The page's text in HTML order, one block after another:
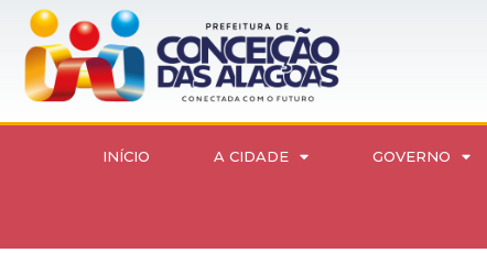
INÍCIO A CIDADE GOVERNO